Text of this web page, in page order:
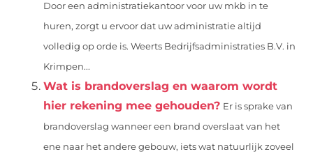
Door een administratiekantoor voor uw mkb in te
huren, zorgt u ervoor dat uw administratie altijd
volledig op orde is. Weerts Bedrijfsadministraties B.V. in
Krimpen...
Wat is brandoverslag en waarom wordt
hier rekening mee gehouden? Er is sprake van
brandoverslag wanneer een brand overslaat van het
ene naar het andere gebouw, iets wat natuurlijk zoveel